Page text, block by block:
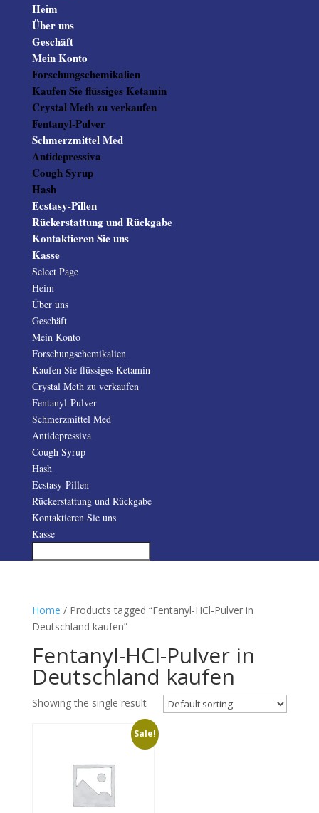
Heim
Über uns
Geschäft
Mein Konto
Forschungschemikalien
Kaufen Sie flüssiges Ketamin
Crystal Meth zu verkaufen
Fentanyl-Pulver
Schmerzmittel Med
Antidepressiva
Cough Syrup
Hash
Ecstasy-Pillen
Rückerstattung und Rückgabe
Kontaktieren Sie uns
Kasse
Select Page
Heim
Über uns
Geschäft
Mein Konto
Forschungschemikalien
Kaufen Sie flüssiges Ketamin
Crystal Meth zu verkaufen
Fentanyl-Pulver
Schmerzmittel Med
Antidepressiva
Cough Syrup
Hash
Ecstasy-Pillen
Rückerstattung und Rückgabe
Kontaktieren Sie uns
Kasse
Home / Products tagged “Fentanyl-HCl-Pulver in
Deutschland kaufen”
Fentanyl-HCl-Pulver in
Deutschland kaufen
Showing the single result
Sale!